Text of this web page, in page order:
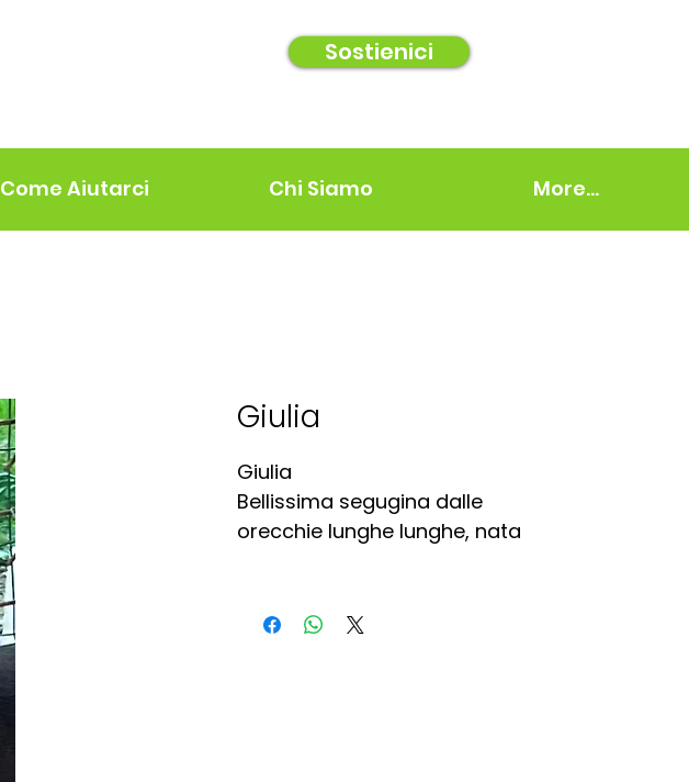
Sostienici
Come Aiutarci Chi Siamo More...
Giulia
Giulia
Bellissima segugina dalle
orecchie lunghe lunghe, nata
purtroppo ha contratto la